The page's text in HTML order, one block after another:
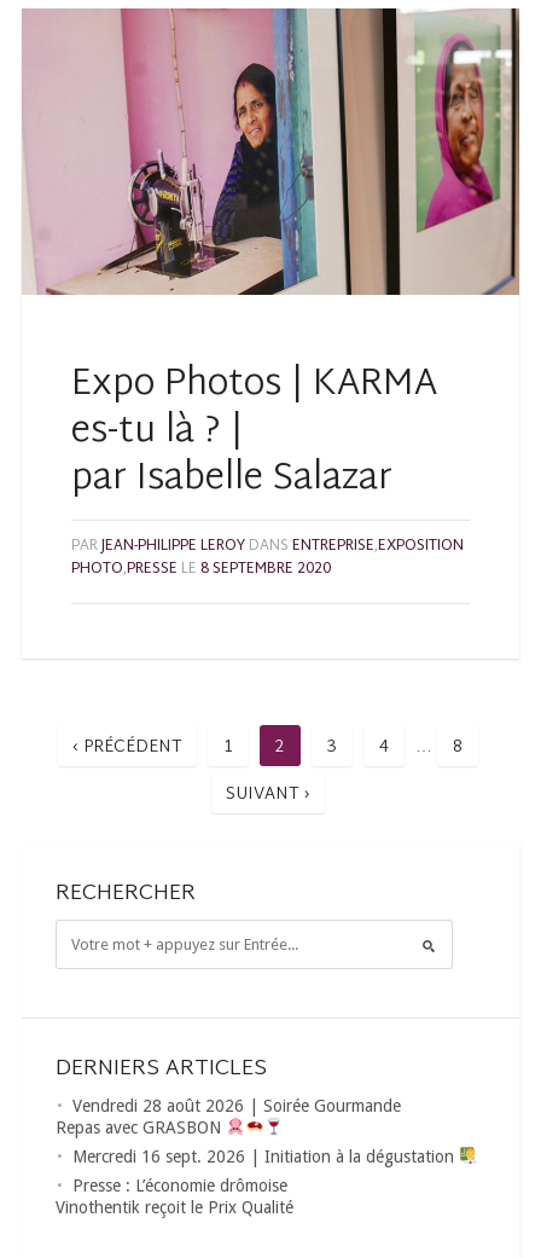
Expo Photos | KARMA
es-tu là ? |
par Isabelle Salazar
PARJEAN-PHILIPPE LEROYDANSENTREPRISE,EXPOSITION
PHOTO,PRESSE LE8 SEPTEMBRE 2020
‹ PRÉCÉDENT 1 2 3 4
8
SUIVANT ›
RECHERCHER
DERNIERS ARTICLES
Vendredi 28 août 2026 | Soirée Gourmande
Repas avec GRASBON
Mercredi 16 sept. 2026 | Initiation à la dégustation
Presse : L’économie drômoise
Vinothentik reçoit le Prix Qualité